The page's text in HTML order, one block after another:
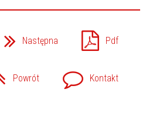
Następna Pdf
Powrót Kontakt